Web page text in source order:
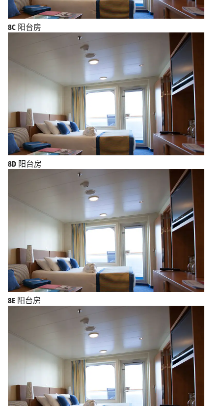
8C 阳台房
8D 阳台房
8E 阳台房